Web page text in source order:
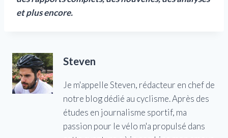
et plus encore.
Steven
Je m'appelle Steven, rédacteur en chef de
notre blog dédié au cyclisme. Après des
études en journalisme sportif, ma
passion pour le vélo m'a propulsé dans